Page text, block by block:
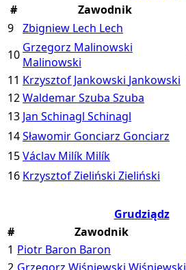
#
Zawodnik
9 Zbigniew Lech Lech
10 Grzegorz Malinowski
Malinowski
11 Krzysztof Jankowski Jankowski
12Waldemar Szuba Szuba
13 Jan Schinagl Schinagl
14Sławomir Gonciarz Gonciarz
15Václav Milík Milík
16 Krzysztof Zieliński Zieliński
Grudziądz
#
Zawodnik
1 Piotr Baron Baron